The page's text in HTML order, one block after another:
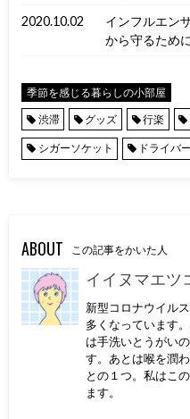
2020.10.02
インフルエン
から守るため
季節を感じる暮らしの小部屋
渋滞
グッズ 行楽
シガーソケット ドライバ
ABOUT この記事をかいた人
イイヌマエツ
新型コロナウイル
多くなっています
は手洗いとうがい
す。あとは喉を潤
との１つ。私はこ
ます。